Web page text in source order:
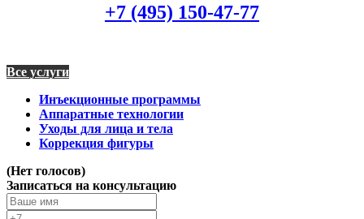
+7 (495) 150-47-77
Все услуги
Инъекционные программы
Аппаратные технологии
Уходы для лица и тела
Коррекция фигуры
(Нет голосов)
Записаться на консультацию